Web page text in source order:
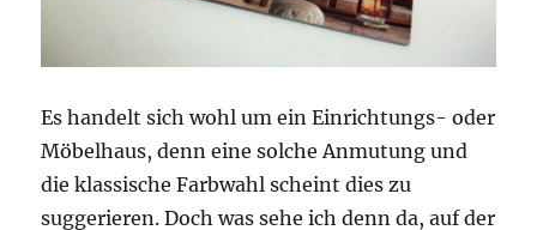
Es handelt sich wohl um ein Einrichtungs- oder
Möbelhaus, denn eine solche Anmutung und
die klassische Farbwahl scheint dies zu
suggerieren. Doch was sehe ich denn da, auf der